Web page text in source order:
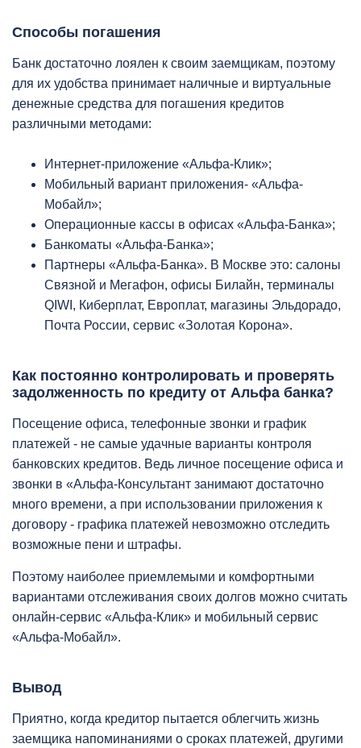
Способы погашения
Банк достаточно лоялен к своим заемщикам, поэтому
для их удобства принимает наличные и виртуальные
денежные средства для погашения кредитов
различными методами:
Интернет-приложение «Альфа-Клик»;
Мобильный вариант приложения- «Альфа-
Мобайл»;
Операционные кассы в офисах «Альфа-Банка»;
Банкоматы «Альфа-Банка»;
Партнеры «Альфа-Банка». В Москве это: салоны
Связной и Мегафон, офисы Билайн, терминалы
QIWI, Киберплат, Европлат, магазины Эльдорадо,
Почта России, сервис «Золотая Корона».
Как постоянно контролировать и проверять
задолженность по кредиту от Альфа банка?
Посещение офиса, телефонные звонки и график
платежей - не самые удачные варианты контроля
банковских кредитов. Ведь личное посещение офиса и
звонки в «Альфа-Консультант занимают достаточно
много времени, а при использовании приложения к
договору - графика платежей невозможно отследить
возможные пени и штрафы.
Поэтому наиболее приемлемыми и комфортными
вариантами отслеживания своих долгов можно считать
онлайн-сервис «Альфа-Клик» и мобильный сервис
«Альфа-Мобайл».
Вывод
Приятно, когда кредитор пытается облегчить жизнь
заемщика напоминаниями о сроках платежей, другими